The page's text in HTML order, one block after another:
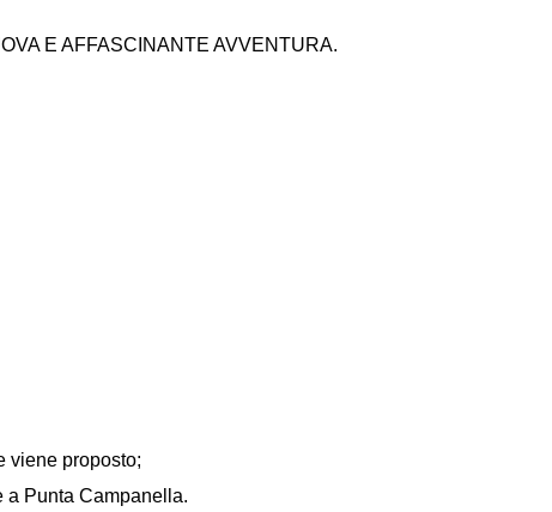
NUOVA E AFFASCINANTE AVVENTURA.
viene proposto;
a Punta Campanella.